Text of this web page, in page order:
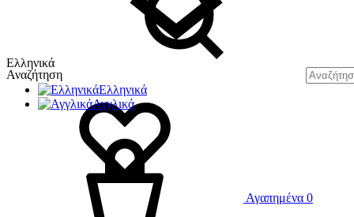
Αναζήτηση
Αγαπημένα 0
Ελληνικά
Ελληνικά
Αγγλικά